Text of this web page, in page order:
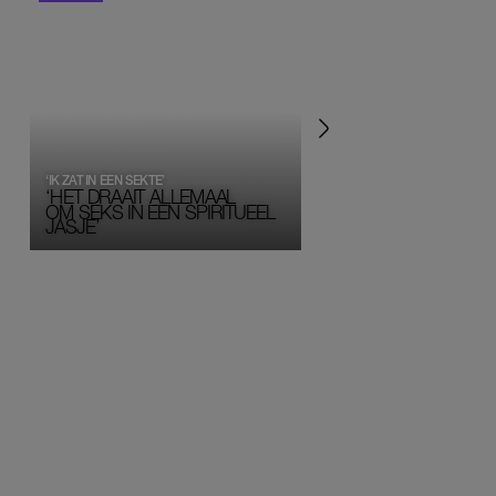
‘HET DRAAIT ALLEMAAL
OM SEKS IN EEN SPIRITUEEL
JASJE’
‘IK ZAT IN EEN SEKTE’